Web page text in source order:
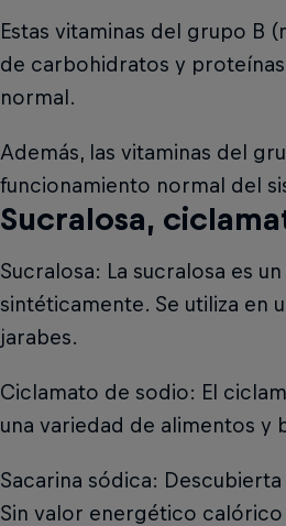
Estas vitaminas del grupo B
de carbohidratos y
normal.
Además, las vitaminas del
funcionamiento normal del
Sucralosa,
Sucralosa: La sucralosa es
sintéticamente. Se utiliza en
jarabes.
Ciclamato de sodio: El
una variedad de alimentos y
Sacarina sódica:
Sin valor energético calórico